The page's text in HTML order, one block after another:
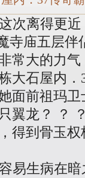
次离得更近
寺庙五层伴
常大的力
大石屋内
面前祖玛
翼龙？ ？
得到骨玉
易生病在暗